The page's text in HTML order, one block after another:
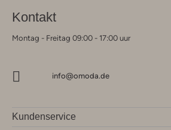
Kontakt
Montag - Freitag 09:00 - 17:00 uur
info@omoda.de
Kundenservice